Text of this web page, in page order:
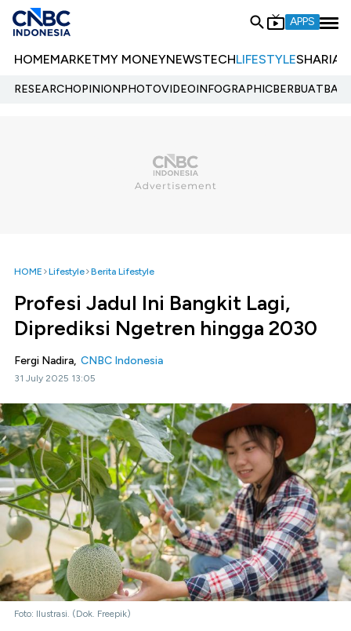
APPS
HOMEMARKETMY MONEYNEWSTECHLIFESTYLESHARIA
RESEARCHOPINIONPHOTOVIDEOINFOGRAPHIC
HOME Lifestyle Berita Lifestyle
Profesi Jadul Ini Bangkit Lagi,
Diprediksi Ngetren hingga 2030
Fergi Nadira, CNBC Indonesia
31 July 2025 13:05
Foto: Ilustrasi. (Dok. Freepik)